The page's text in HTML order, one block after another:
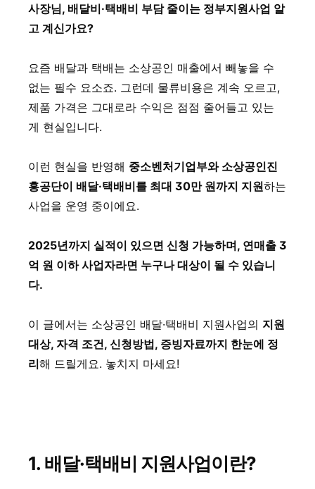
사장님, 배달비·택배비 부담 줄이는 정부지원사업 알
고 계신가요?
요즘 배달과 택배는 소상공인 매출에서 빼놓을 수
없는 필수 요소죠. 그런데 물류비용은 계속 오르고,
제품 가격은 그대로라 수익은 점점 줄어들고 있는
게 현실입니다.
이런 현실을 반영해 중소벤처기업부와 소상공인진
흥공단이 배달·택배비를 최대 30만 원까지 지원하는
사업을 운영 중이에요.
2025년까지 실적이 있으면 신청 가능하며, 연매출 3
억 원 이하 사업자라면 누구나 대상이 될 수 있습니
다.
이 글에서는 소상공인 배달·택배비 지원사업의 지원
대상, 자격 조건, 신청방법, 증빙자료까지 한눈에 정
리해 드릴게요. 놓치지 마세요!
1. 배달·택배비 지원사업이란?